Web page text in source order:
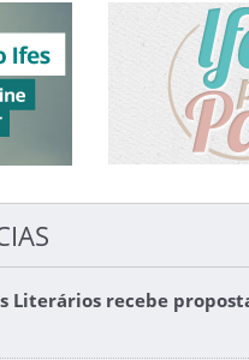
Literários recebe